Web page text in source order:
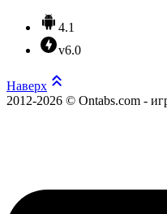
4.1
v6.0
Наверх
2012-2026 © Ontabs.com -